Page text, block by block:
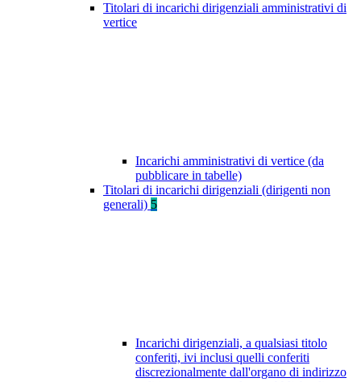
Titolari di incarichi dirigenziali amministrativi di
vertice
Incarichi amministrativi di vertice (da
pubblicare in tabelle)
Titolari di incarichi dirigenziali (dirigenti non
generali) 5
Incarichi dirigenziali, a qualsiasi titolo
conferiti, ivi inclusi quelli conferiti
discrezionalmente dall'organo di indirizzo